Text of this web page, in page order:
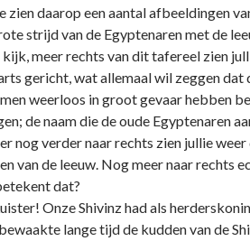
zien daarop een aantal afbeeldingen
strijd van de Egyptenaren met de
kijk, meer rechts van dit tafereel zien
gericht, wat allemaal wil zeggen dat
weerloos in groot gevaar hebben
de naam die de oude Egyptenaren
nog verder naar rechts zien jullie
van de leeuw. Nog meer naar rechts
dat?
Onze Shivinz had als
lange tijd de kudden van de